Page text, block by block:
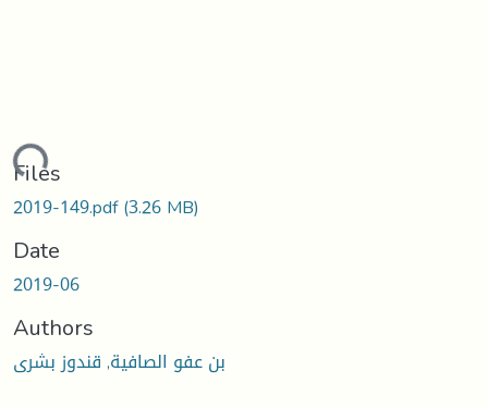
Files
2019-149.pdf(3.26 MB)
Date
2019-06
Authors
بن عفو الصافية, قندوز بشرى